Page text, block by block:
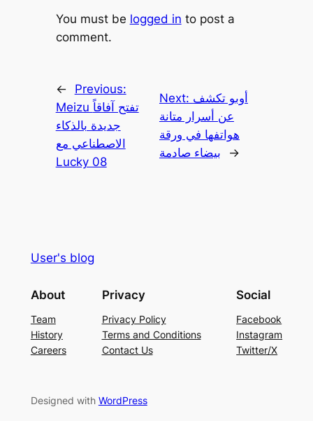
You must be logged in to post a
comment.
←
Previous:
Meizu تفتح آفاقاً
جديدة بالذكاء
الاصطناعي مع
Lucky 08
Next: أوبو تكشف
عن أسرار متانة
هواتفها في ورقة
بيضاء صادمة
→
User's blog
About
Team
History
Careers
Privacy
Privacy Policy
Terms and Conditions
Contact Us
Social
Facebook
Instagram
Twitter/X
Designed with WordPress